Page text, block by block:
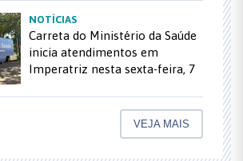
NOTÍCIAS
Carreta do Ministério da Saúde
inicia atendimentos em
Imperatriz nesta sexta-feira, 7
VEJA MAIS